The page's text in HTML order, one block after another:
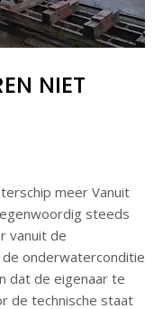
NIET
meer Vanuit
steeds
vanuit de
onderwaterconditie
dat de eigenaar te
de technische staat